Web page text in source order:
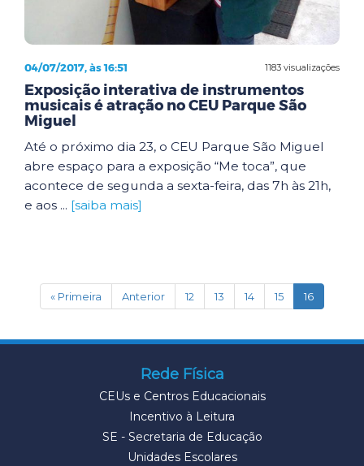
1183 visualizações
04/07/2017, às 16:51
Exposição interativa de instrumentos
musicais é atração no CEU Parque São
Miguel
Até o próximo dia 23, o CEU Parque São Miguel
abre espaço para a exposição “Me toca”, que
acontece de segunda a sexta-feira, das 7h às 21h,
e aos ... [saiba mais]
« Primeira Anterior 12 13 14 15 16(current)
Rede Física
CEUs e Centros Educacionais
Incentivo à Leitura
SE - Secretaria de Educação
Unidades Escolares